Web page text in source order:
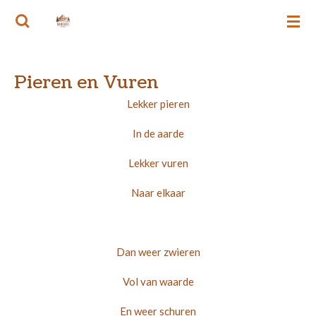
Ga
de
hoofdinhoud
Pieren en Vuren
Lekker pieren
In de aarde
Lekker vuren
Naar elkaar
Dan weer zwieren
Vol van waarde
En weer schuren